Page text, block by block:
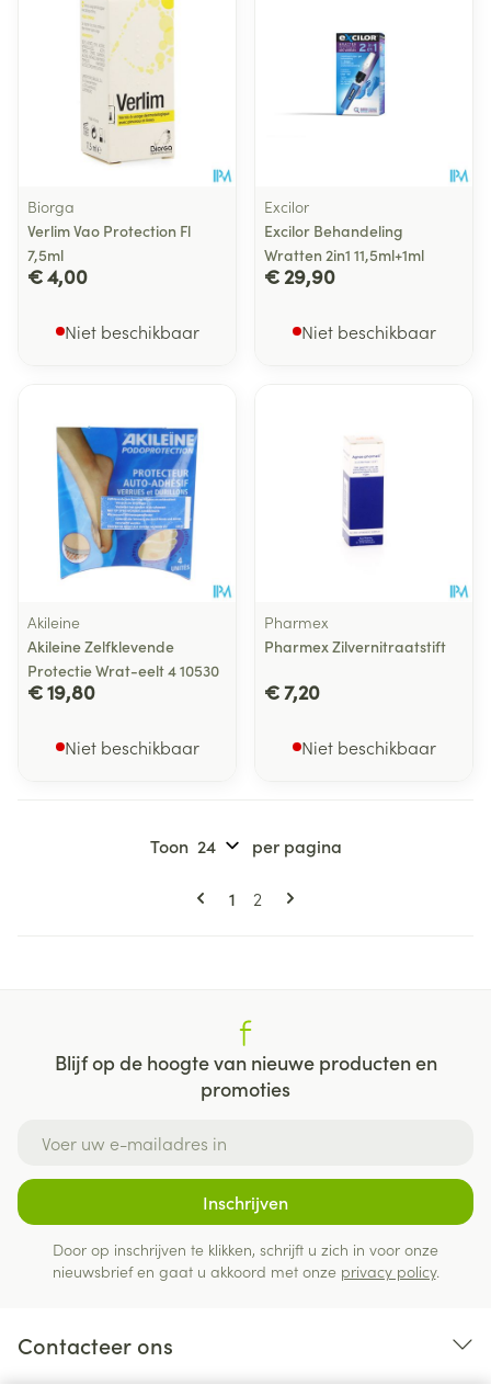
Biorga
Verlim Vao Protection Fl
7,5ml
€ 4,00
Niet beschikbaar
Excilor
Excilor Behandeling
Wratten 2in1 11,5ml+1ml
€ 29,90
Niet beschikbaar
Akileine
Akileine Zelfklevende
Protectie Wrat-eelt 4 10530
€ 19,80
Niet beschikbaar
Pharmex
Pharmex Zilvernitraatstift
€ 7,20
Niet beschikbaar
Pagina's
U lees momenteel pagina
1 Pagina
2
Toon per pagina
Blijf op de hoogte van nieuwe producten en
promoties
Inschrijven
Door op inschrijven te klikken, schrijft u zich in voor onze
nieuwsbrief en gaat u akkoord met onze privacy policy.
Contacteer ons